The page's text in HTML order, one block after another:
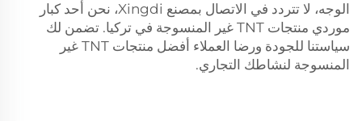
الوجه، لا تتردد في الاتصال بمصنع Xingdi، نحن أحد كبار
موردي منتجات TNT غير المنسوجة في تركيا. تضمن لك
سياستنا للجودة ورضا العملاء أفضل منتجات TNT غير
المنسوجة لنشاطك التجاري.